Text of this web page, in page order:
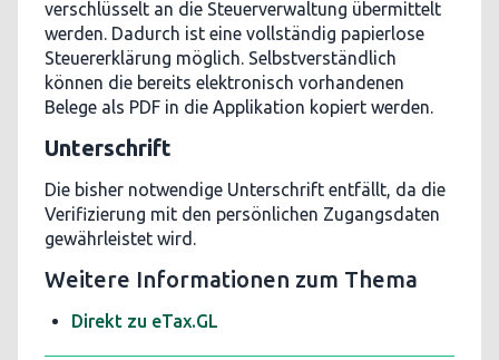
verschlüsselt an die Steuerverwaltung übermittelt
werden. Dadurch ist eine vollständig papierlose
Steuererklärung möglich. Selbstverständlich
können die bereits elektronisch vorhandenen
Belege als PDF in die Applikation kopiert werden.
Unterschrift
Die bisher notwendige Unterschrift entfällt, da die
Verifizierung mit den persönlichen Zugangsdaten
gewährleistet wird.
Weitere Informationen zum Thema
Direkt zu eTax.GL